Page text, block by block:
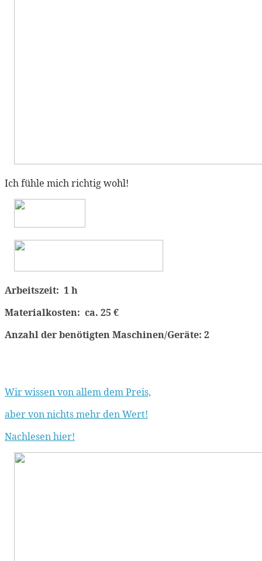
Ich fühle mich richtig wohl!
Arbeitszeit: 1 h
Materialkosten: ca. 25 €
Anzahl der benötigten Maschinen/Geräte: 2
Wir wissen von allem dem Preis,
aber von nichts mehr den Wert!
Nachlesen hier!